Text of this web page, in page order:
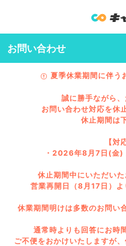
お問い合わせ
夏季休業期間に伴う
誠に勝手ながら
お問い合わせ対応を休
休止期間は
【対
・2026年8月7日(金)
休止期間中にいただいた
営業再開日（8月17日）よ
休業期間明けは多数のお問い
通常時よりも回答にお時
ご不便をおかけいたしますが